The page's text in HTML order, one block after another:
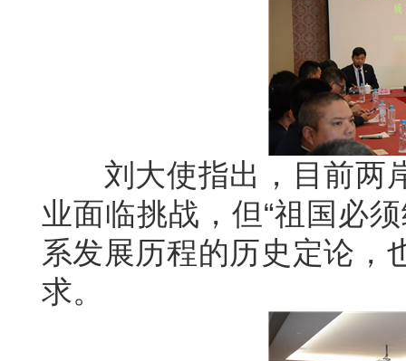
刘大使指出，目前两岸
业面临挑战，但“祖国必
系发展历程的历史定论，
求。